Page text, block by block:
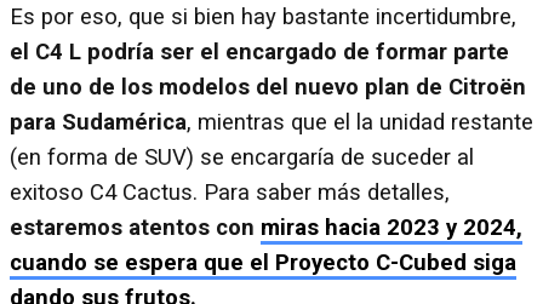
Es por eso, que si bien hay bastante incertidumbre,
el C4 L podría ser el encargado de formar parte
de uno de los modelos del nuevo plan de Citroën
para Sudamérica, mientras que el la unidad restante
(en forma de SUV) se encargaría de suceder al
exitoso C4 Cactus. Para saber más detalles,
estaremos atentos con miras hacia 2023 y 2024,
cuando se espera que el Proyecto C-Cubed siga
dando sus frutos.